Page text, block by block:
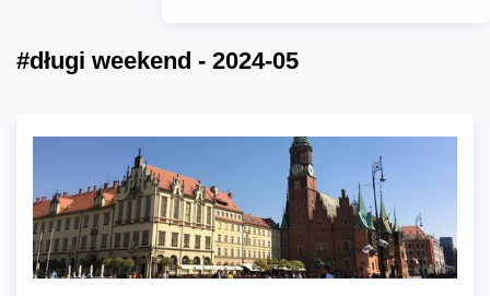
#długi weekend - 2024-05